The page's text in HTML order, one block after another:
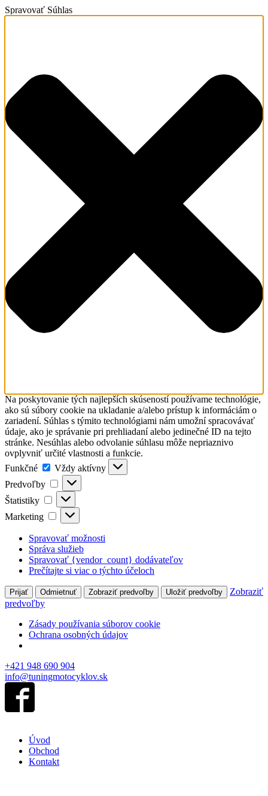
Spravovať Súhlas
Na poskytovanie tých najlepších skúseností používame technológie,
ako sú súbory cookie na ukladanie a/alebo prístup k informáciám o
zariadení. Súhlas s týmito technológiami nám umožní spracovávať
údaje, ako je správanie pri prehliadaní alebo jedinečné ID na tejto
stránke. Nesúhlas alebo odvolanie súhlasu môže nepriaznivo
ovplyvniť určité vlastnosti a funkcie.
Funkčné
Funkčné
Vždy aktívny
Predvoľby
Predvoľby
Štatistiky Štatistiky
Marketing Marketing
Spravovať možnosti
Správa služieb
Spravovať {vendor_count} dodávateľov
Prečítajte si viac o týchto účeloch
Prijať Odmietnuť Zobraziť predvoľby Uložiť predvoľby
Zobraziť
predvoľby
Zásady používania súborov cookie
Ochrana osobných údajov
+421 948 690 904
info@tuningmotocyklov.sk
Úvod
Obchod
Kontakt